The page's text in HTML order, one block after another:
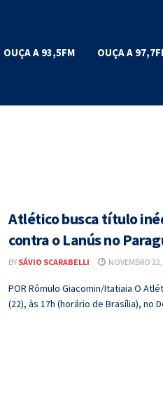
OUÇA A 93,5FM OUÇA A
Atlético busca título
contra o Lanús no
BY SÁVIO SCARABELLI NOVEMBRO
POR Rômulo Giacomin/Itatiaia O
(22), às 17h (horário de Brasília), no